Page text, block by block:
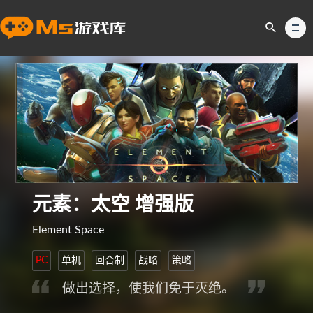
元素：太空 增强版
Element Space
PC 单机 回合制 战略 策略
做出选择，使我们免于灭绝。